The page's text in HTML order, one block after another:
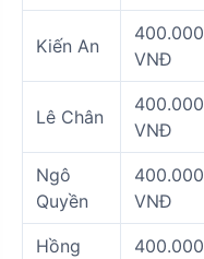
Kiến An
400.000
VNĐ
Lê Chân
400.000
VNĐ
Ngô
Quyền
400.000
VNĐ
Hồng
400.000